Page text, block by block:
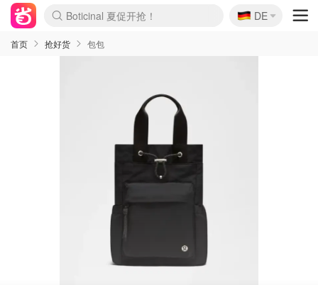
4折！lulu周四疯狂上新
还没结束！&OtherStories大促
Joybuy变相75折 随时失效
速领！Stanley独家85折
疑似霸哥！Camper额外叠85折
Zalando 奥莱闪促！每日更新
Moncler反季囤！5折起+叠9折
Coach Brooklyn仅€192
🇩🇪
DE
首页 抢好货 包包